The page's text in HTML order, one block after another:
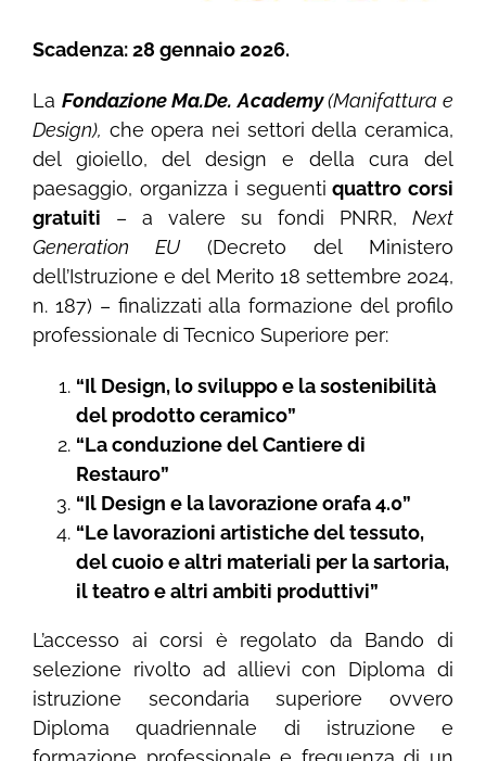
Scadenza: 28 gennaio 2026.
La Fondazione Ma.De. Academy(Manifattura e
Design), che opera nei settori della ceramica,
del gioiello, del design e della cura del
paesaggio, organizza i seguenti quattro corsi
gratuiti – a valere su fondi PNRR,Next
Generation EU(Decreto del Ministero
dell’Istruzione e del Merito 18 settembre 2024,
n. 187) – finalizzati alla formazione del profilo
professionale di Tecnico Superiore per:
“Il Design, lo sviluppo e la sostenibilità
del prodotto ceramico”
“La conduzione del Cantiere di
Restauro”
“Il Design e la lavorazione orafa 4.0”
“Le lavorazioni artistiche del tessuto,
del cuoio e altri materiali per la sartoria,
il teatro e altri ambiti produttivi”
L’accesso ai corsi è regolato da Bando di
selezione rivolto ad allievi con Diploma di
istruzione secondaria superiore ovvero
Diploma quadriennale di istruzione e